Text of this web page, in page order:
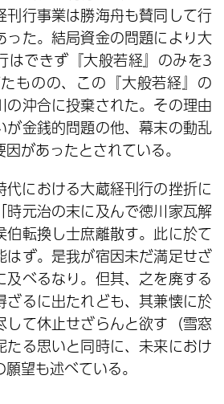
刊行事業は勝海舟も賛同して行
った。結局資金の問題により大
はできず『大般若経』のみを3
ものの、この『大般若経』の
の沖合に投棄された。その理由
が金銭的問題の他、幕末の動乱
があったとされている。
代における大蔵経刊行の挫折に
時元治の末に及んで徳川家瓦解
伯転換し士庶離散す。此に於て
はず。是我が宿因未だ満足せざ
及べるなり。但其、之を廃する
ざるに出たれども、其兼懐に於
して休止せざらんと欲す（雪窓
たる思いと同時に、未来におけ
望も述べている。